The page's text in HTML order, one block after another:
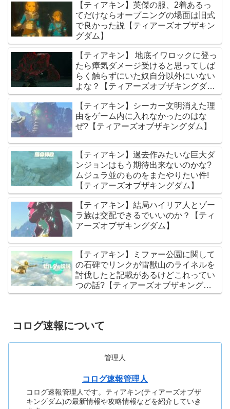
【ティアキン】英傑の服、2着あるっ
てだけならオープニングの場面は旧式
で良かった説【ティアーズオブザキン
グダム】
【ティアキン】 地底イワロックに登っ
たら瘴気ダメージ受けると思ってしば
らく触らずにいた奴自分以外にいない
よな？【ティアーズオブザキングダ
ム】
【ティアキン】シーカー文明消えた理
由をゲーム内に入れなかったのはな
ぜ?【ティアーズオブザキングダム】
【ティアキン】過去作みたいな巨大ダ
ンジョンはもう期待出来ないのかな?
ムジュラ並のものをまたやりたい件!
【ティアーズオブザキングダム】
【ティアキン】結局ハイリア人とゾー
ラ族は交配できるでいいのか？【ティ
アーズオブザキングダム】
【ティアキン】ミファー公園に関して
の石碑でリンクが雷獣山のライネルを
討伐したと記載があるけどこれってい
つの話?【ティアーズオブザキングダ
ム】
コログ速報について
管理人
コログ速報管理人
コログ速報管理人です。ティアキン(ティアーズオブザ
キングダム)の最新情報や攻略情報などを紹介していき